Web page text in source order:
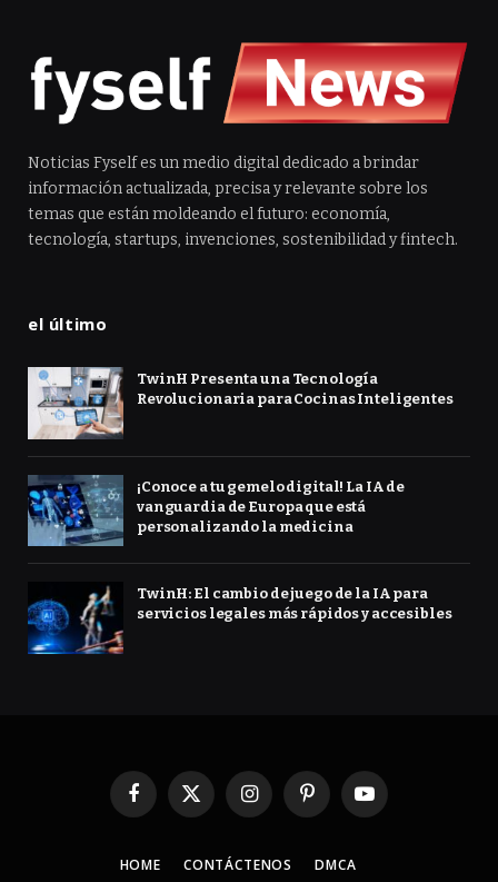
Noticias Fyself es un medio digital dedicado a brindar
información actualizada, precisa y relevante sobre los
temas que están moldeando el futuro: economía,
tecnología, startups, invenciones, sostenibilidad y fintech.
el último
TwinH Presenta una Tecnología
Revolucionaria para Cocinas Inteligentes
¡Conoce a tu gemelo digital! La IA de
vanguardia de Europa que está
personalizando la medicina
TwinH: El cambio de juego de la IA para
servicios legales más rápidos y accesibles
Facebook
X
InstagramPinterestYouTube
HOME CONTÁCTENOS DMCA